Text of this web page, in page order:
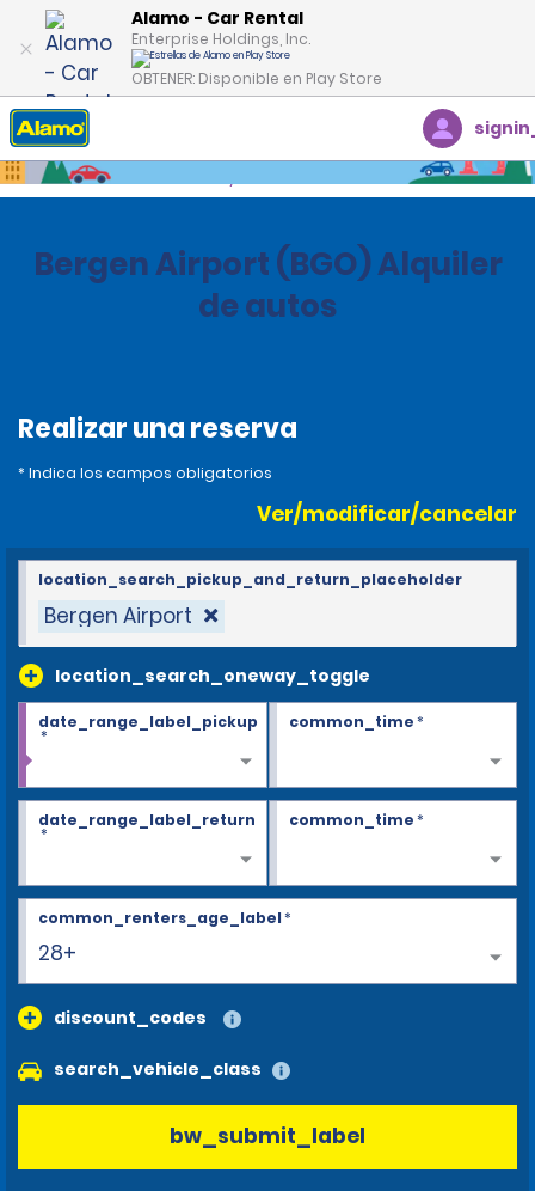
Alamo - Car Rental
Enterprise Holdings, Inc.
OBTENER: Disponible en Play Store
Inicio Oficinas
Bergen Airport (BGO) Alquiler
de autos
Realizar una reserva
* Indica los campos obligatorios
Ver/modificar/cancelar
Bergen Airport
location_search_oneway_toggle
location_search_pickup_and_return_placeholder
date_range_label_pickup
*
common_time*
date_range_label_return
*
common_time*
25
common_renters_age_label*
discount_codes
search_vehicle_class
bw_submit_label